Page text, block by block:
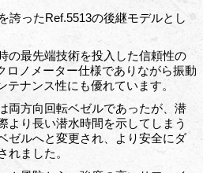
誇ったRef.5513の後継モデルとし
の最先端技術を投入した信頼性の
ロノメーター仕様でありながら振動
ナンス性にも優れています。
両方向回転ベゼルであったが、潜
より長い潜水時間を示してしまう
ゼルへと変更され、より安全にダ
れました。